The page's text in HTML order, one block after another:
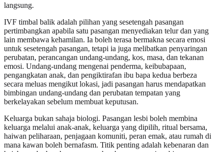
langsung.
IVF timbal balik adalah pilihan yang sesetengah pasangan
pertimbangkan apabila satu pasangan menyediakan telur dan yang
lain membawa kehamilan. Ia boleh terasa bermakna secara emosi
untuk sesetengah pasangan, tetapi ia juga melibatkan penyaringan
perubatan, perancangan undang-undang, kos, masa, dan tekanan
emosi. Undang-undang mengenai penderma, keibubapaan,
pengangkatan anak, dan pengiktirafan ibu bapa kedua berbeza
secara meluas mengikut lokasi, jadi pasangan harus mendapatkan
bimbingan undang-undang dan perubatan tempatan yang
berkelayakan sebelum membuat keputusan.
Keluarga bukan sahaja biologi. Pasangan lesbi boleh membina
keluarga melalui anak-anak, keluarga yang dipilih, ritual bersama,
haiwan peliharaan, penjagaan komuniti, peran emak, atau rumah di
mana kawan boleh bernafasm. Titik penting adalah kebenaran dan